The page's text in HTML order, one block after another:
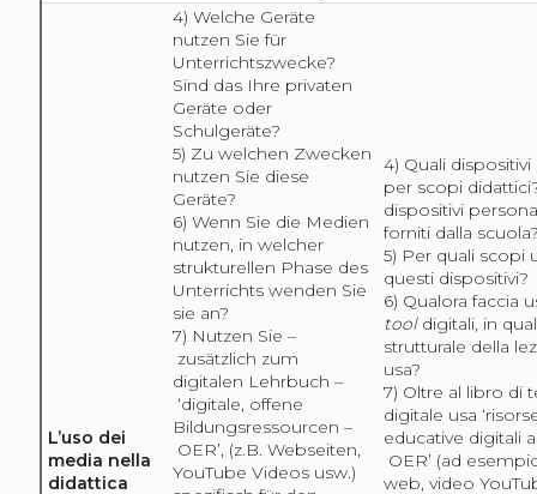
L’uso dei
media nella
didattica
4) Welche Geräte
nutzen Sie für
Unterrichtszwecke?
Sind das Ihre privaten
Geräte oder
Schulgeräte?
5) Zu welchen Zwecken
nutzen Sie diese
Geräte?
6) Wenn Sie die Medien
nutzen, in welcher
strukturellen Phase des
Unterrichts wenden Sie
sie an?
7) Nutzen Sie –
zusätzlich zum
digitalen Lehrbuch –
‘digitale, offene
Bildungsressourcen –
OER’, (z.B. Webseiten,
YouTube Videos usw.)
4) Quali dispositivi
per scopi
dispositivi
forniti dalla
5) Per quali scopi
questi dispositivi?
6) Qualora faccia
tooldigitali, in
strutturale della
usa?
7) Oltre al libro di
digitale usa
educative digitali
OER’ (ad
web, video